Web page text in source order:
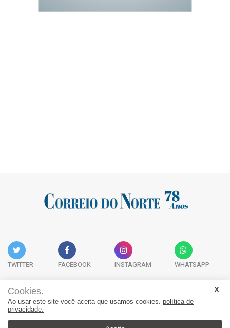
TWITTER FACEBOOK INSTAGRAM WHATSAPP
Acervo Digital Fale Conosco Quem Somos
Cookies.
Ao usar este site você aceita que usamos cookies. política de
privacidade.